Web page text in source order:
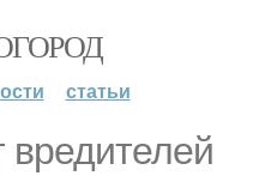
статьи